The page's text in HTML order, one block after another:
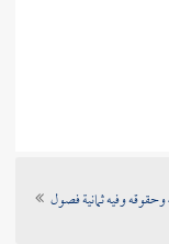
وفيه ثمانية فصول